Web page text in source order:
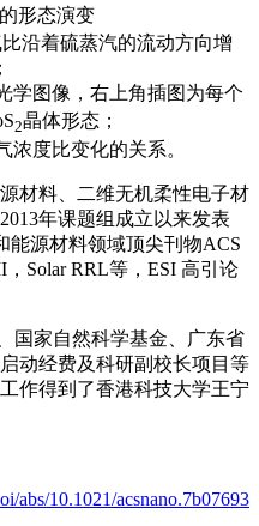
的形态演变
沿着硫蒸汽的流动方向增
学图像，右上角插图为每个
2晶体形态；
浓度比变化的关系。
材料、二维无机柔性电子材
年课题组成立以来发表
能源材料领域顶尖刊物ACS
Solar RRL等，ESI 高引论
家自然科学基金、广东省
动经费及科研副校长项目等
作得到了香港科技大学王宁
abs/10.1021/acsnano.7b07693